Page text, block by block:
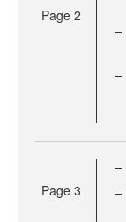
Page 2
Page 3